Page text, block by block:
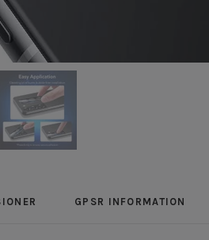
GPSR INFORMATION